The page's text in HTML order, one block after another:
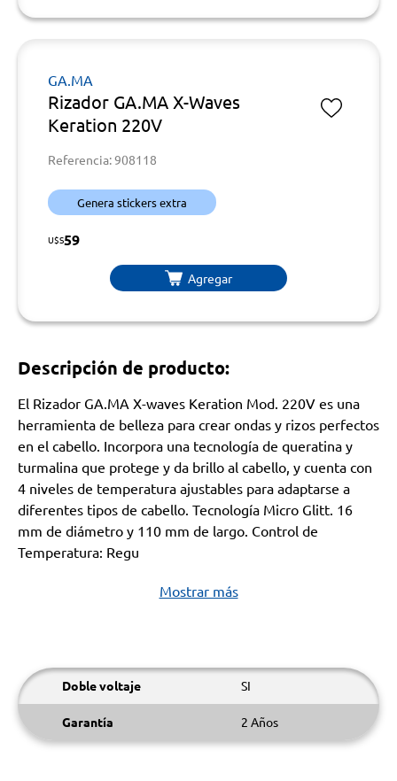
GA.MA
Rizador GA.MA X-Waves
Keration 220V
Referencia: 908118
Genera stickers extra
U$S59
Agregar
Descripción de producto:
El Rizador GA.MA X-waves Keration Mod. 220V es una
herramienta de belleza para crear ondas y rizos perfectos
en el cabello. Incorpora una tecnología de queratina y
turmalina que protege y da brillo al cabello, y cuenta con
4 niveles de temperatura ajustables para adaptarse a
diferentes tipos de cabello. Tecnología Micro Glitt. 16
mm de diámetro y 110 mm de largo. Control de
Temperatura: Regu
Mostrar más
Doble voltaje SI
Garantía 2 Años